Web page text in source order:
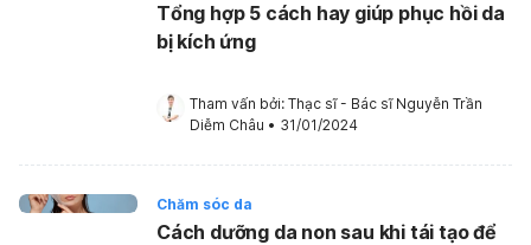
Tổng hợp 5 cách hay giúp phục hồi da
bị kích ứng
Tham vấn bởi: Thạc sĩ - Bác sĩ Nguyễn Trần
Diễm Châu • 31/01/2024
Chăm sóc da
Cách dưỡng da non sau khi tái tạo để